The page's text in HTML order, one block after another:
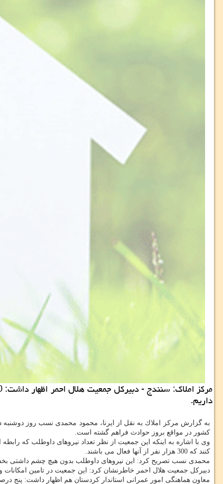
داریم.
به گزارش مركز املاك به نقل از ایرنا، محمود محمدی نسب روز دوشنبه در
كشور در مواقع بروز حوادث فراهم گشته است.
كنند كه 300 هزار نفر از آنها فعال می باشند.
محمدی نسب تصریح كرد: این نیروهای داوطلب بدون هیچ چشم داشتی
دبیركل جمعیت هلال احمر خاطرنشان كرد: این جمعیت در تامین امكانات
معاون هماهنگی امور عمرانی استاندار كردستان هم اظهار داشت: پنج